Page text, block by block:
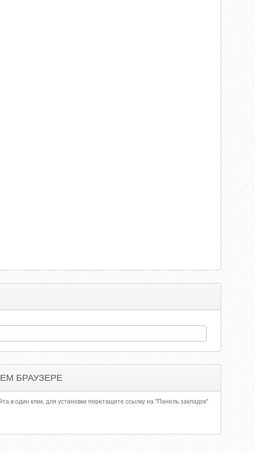
БРАУЗЕРЕ
в один клик, для установки перетащите ссылку на "Панель закладок"